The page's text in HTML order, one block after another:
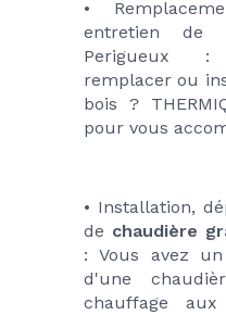
•
entretien de
Perigueux :
remplacer ou
bois ?
pour vous
• Installation,
de chaudière
: Vous avez
d'une
chauffage